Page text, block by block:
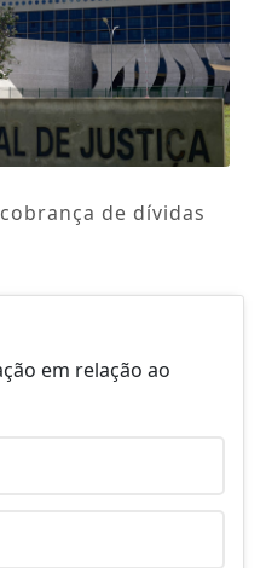
de dívidas
em relação ao